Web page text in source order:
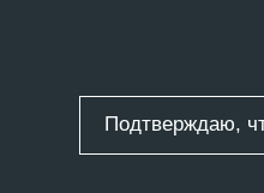
Подтверждаю,